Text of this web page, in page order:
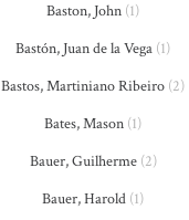
Baston, John (1)
Bastón, Juan de la Vega (1)
Bastos, Martiniano Ribeiro (2)
Bates, Mason (1)
Bauer, Guilherme(2)
Bauer, Harold (1)